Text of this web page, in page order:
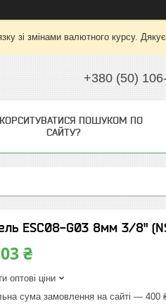
зі змінами валютного курсу.
+380 (50)
ПОШУКОМ ПО
САЙТУ?
ESC08-G03 8мм 3/8"
₴
оптові ціни
сума замовлення на сайті — 400